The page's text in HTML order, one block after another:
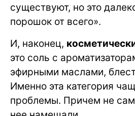
существуют, но это
порошок от всего».
И, наконец,
это соль с
эфирными маслами,
Именно эта категория
проблемы. Причем не